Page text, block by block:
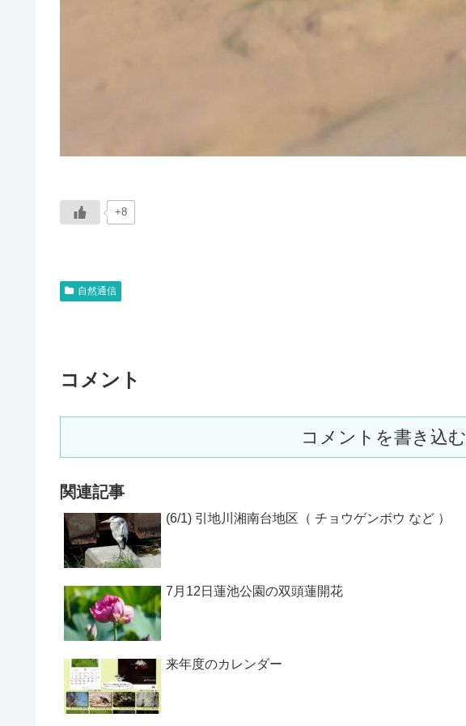
+8
自然通信
コメント
コメントを書き込む
関連記事
(6/1) 引地川湘南台地区（ チョウゲンボウ など ）
7月12日蓮池公園の双頭蓮開花
来年度のカレンダー